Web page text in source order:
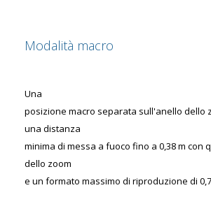
Modalità macro
Una
posizione macro separata sull'anello dello
una distanza
minima di messa a fuoco fino a 0,38 m con
dello zoom
e un formato massimo di riproduzione di